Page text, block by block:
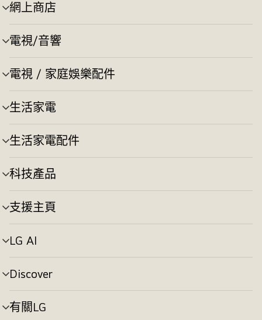
網上商店
選
單
切
換
電視/音響
選
單
切
換
電視 / 家庭娛樂配件
選
單
切
換
生活家電
選
單
切
換
生活家電配件
選
單
切
換
科技產品
選
單
切
換
支援主頁
選
單
切
換
LG AI
選
單
切
換
Discover
選
單
切
換
有關LG
選